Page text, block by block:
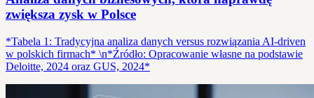
zwiększa zysk w Polsce
*Tabela 1: Tradycyjna analiza danych versus rozwiązania AI-driven
w polskich firmach* \n*Źródło: Opracowanie własne na podstawie
Deloitte, 2024 oraz GUS, 2024*